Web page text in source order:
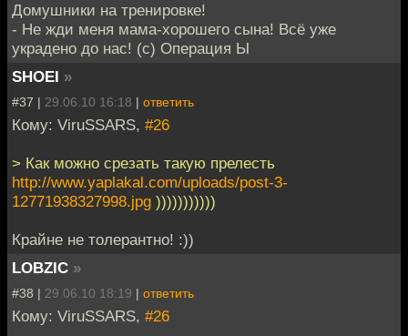
Домушники на тренировке!
- Не жди меня мама-хорошего сына! Всё уже
украдено до нас! (с) Операция Ы
SHOEI »
#37 | 29.06.10 16:18 | ответить
Кому: ViruSSARS, #26
> Как можно срезать такую прелесть
http://www.yaplakal.com/uploads/post-3-
12771938327998.jpg )))))))))))
Крайне не толерантно! :))
LOBZIC »
#38 | 29.06.10 18:19 | ответить
Кому: ViruSSARS, #26